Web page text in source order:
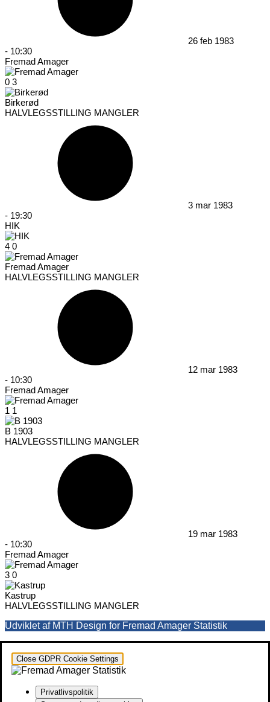
26 feb 1983
- 10:30
Fremad Amager
0 3
Birkerød
HALVLEGSSTILLING MANGLER
3 mar 1983
- 19:30
HIK
4 0
Fremad Amager
HALVLEGSSTILLING MANGLER
12 mar 1983
- 10:30
Fremad Amager
1 1
B 1903
HALVLEGSSTILLING MANGLER
19 mar 1983
- 10:30
Fremad Amager
3 0
Kastrup
HALVLEGSSTILLING MANGLER
Udviklet af MTH Design for Fremad Amager Statistik
Close GDPR Cookie Settings
Privatlivspolitik